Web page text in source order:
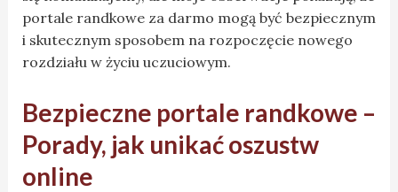
portale randkowe za darmo mogą być bezpiecznym
i skutecznym sposobem na rozpoczęcie nowego
rozdziału w życiu uczuciowym.
Bezpieczne portale randkowe –
Porady, jak unikać oszustw
online